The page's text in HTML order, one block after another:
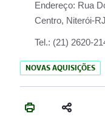
Endereço: Rua
Centro, Niterói-RJ
Tel.: (21) 2620-
NOVAS AQUISIÇÕES